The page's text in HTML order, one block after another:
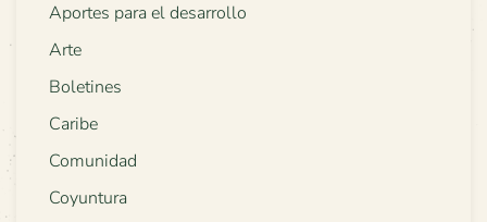
Aportes para el desarrollo
Arte
Boletines
Caribe
Comunidad
Coyuntura